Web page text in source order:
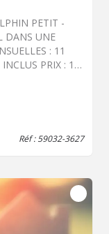
DANS UNE
A LA CHARGE
DES
EST LE
LA
site Géorisques
Réf : 59032-3627